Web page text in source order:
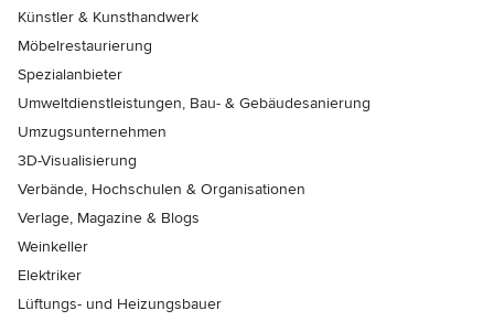
Künstler & Kunsthandwerk
Möbelrestaurierung
Spezialanbieter
Umweltdienstleistungen, Bau- & Gebäudesanierung
Umzugsunternehmen
3D-Visualisierung
Verbände, Hochschulen & Organisationen
Verlage, Magazine & Blogs
Weinkeller
Elektriker
Lüftungs- und Heizungsbauer